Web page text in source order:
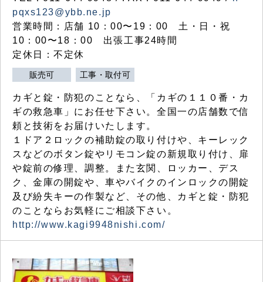
pqxs123@ybb.ne.jp
営業時間：店舗 10：00〜19：00 土・日・祝
10：00〜18：00 出張工事24時間
定休日：不定休
販売可 工事・取付可
カギと錠・防犯のことなら、「カギの１１０番・カ
ギの救急車」にお任せ下さい。全国一の店舗数で信
頼と技術をお届けいたします。
１ドア２ロックの補助錠の取り付けや、キーレック
スなどのボタン錠やリモコン錠の新規取り付け、扉
や錠前の修理、調整。また玄関、ロッカー、デス
ク、金庫の開錠や、車やバイクのインロックの開錠
及び紛失キーの作製など、その他、カギと錠・防犯
のことならお気軽にご相談下さい。
http://www.kagi9948nishi.com/